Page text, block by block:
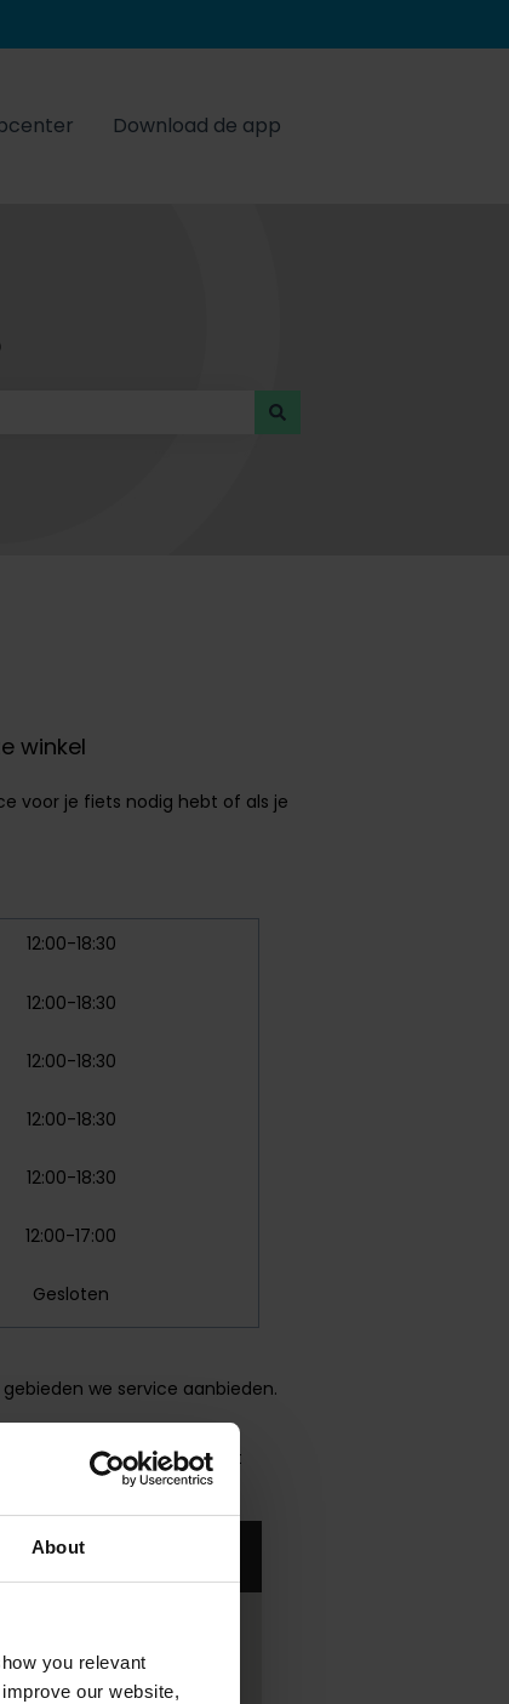
About
you relevant
our website,
Download de app
winkel
voor je fiets nodig hebt of als je
12:00-18:30
12:00-18:30
12:00-18:30
12:00-18:30
12:00-18:30
12:00-17:00
Gesloten
we service aanbieden.
een afspraak kunt